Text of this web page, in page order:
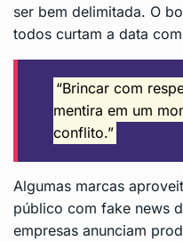
ser bem delimitada. O
todos curtam a data
“Brincar com
mentira em um
conflito.”
Algumas marcas
público com fake news
empresas anunciam